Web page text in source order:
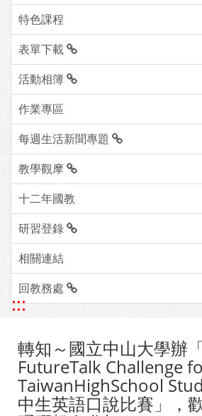
特色課程
表單下載
活動相簿
作業專區
每週生活新聞專題
教學觀摩
十二年國教
研習登錄
相關連結
回教務處
:::
轉知～國立中山大學辦
FutureTalk Challenge
TaiwanHighSchool
中生英語口說比賽」，